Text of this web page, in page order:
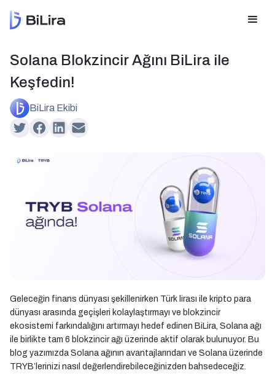
Solana Blokzincir Ağını BiLira ile
Keşfedin!
BiLira Ekibi
Geleceğin finans dünyası şekillenirken Türk lirası ile kripto para
dünyası arasında geçişleri kolaylaştırmayı ve blokzincir
ekosistemi farkındalığını artırmayı hedef edinen BiLira, Solana ağı
ile birlikte tam 6 blokzincir ağı üzerinde aktif olarak bulunuyor. Bu
blog yazımızda Solana ağının avantajlarından ve Solana üzerinde
TRYB’lerinizi nasıl değerlendirebileceğinizden bahsedeceğiz.